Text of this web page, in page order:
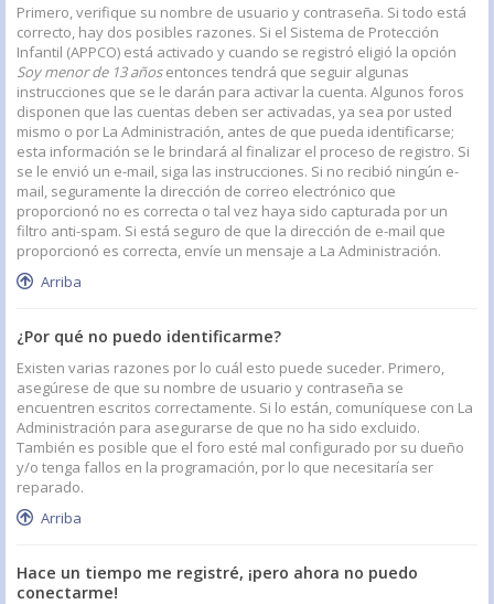
Primero, verifique su nombre de usuario y contraseña. Si todo está
correcto, hay dos posibles razones. Si el Sistema de Protección
Infantil (APPCO) está activado y cuando se registró eligió la opción
Soy menor de 13 añosentonces tendrá que seguir algunas
instrucciones que se le darán para activar la cuenta. Algunos foros
disponen que las cuentas deben ser activadas, ya sea por usted
mismo o por La Administración, antes de que pueda identificarse;
esta información se le brindará al finalizar el proceso de registro. Si
se le envió un e-mail, siga las instrucciones. Si no recibió ningún e-
mail, seguramente la dirección de correo electrónico que
proporcionó no es correcta o tal vez haya sido capturada por un
filtro anti-spam. Si está seguro de que la dirección de e-mail que
proporcionó es correcta, envíe un mensaje a La Administración.
Arriba
¿Por qué no puedo identificarme?
Existen varias razones por lo cuál esto puede suceder. Primero,
asegúrese de que su nombre de usuario y contraseña se
encuentren escritos correctamente. Si lo están, comuníquese con La
Administración para asegurarse de que no ha sido excluido.
También es posible que el foro esté mal configurado por su dueño
y/o tenga fallos en la programación, por lo que necesitaría ser
reparado.
Arriba
Hace un tiempo me registré, ¡pero ahora no puedo
conectarme!